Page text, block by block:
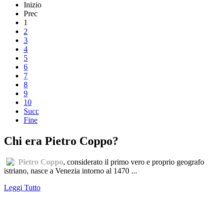
Inizio
Prec
1
2
3
4
5
6
7
8
9
10
Succ
Fine
Chi era Pietro Coppo?
Pietro Coppo, considerato il primo vero e proprio geografo
istriano, nasce a Venezia intorno al 1470 ...
Leggi Tutto